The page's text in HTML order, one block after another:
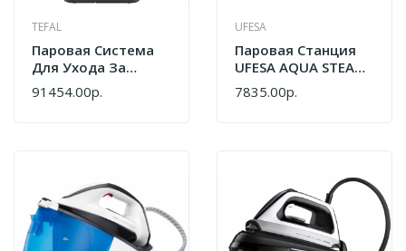
TEFAL
Паровая Система
Для Ухода За
Одеждой Tefal
YT2020
91454.00р.
UFESA
Паровая Станция
UFESA AQUA STEAM
WHITE/BLUE
80205362
7835.00р.